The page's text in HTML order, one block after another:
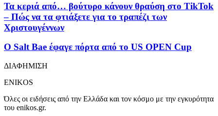
Τα κεριά από… βούτυρο κάνουν θραύση στο TikTok
– Πώς να τα φτιάξετε για το τραπέζι των
Χριστουγέννων
Ο Salt Bae έφαγε πόρτα από το US OPEN Cup
ΔΙΑΦΗΜΙΣΗ
ENIKOS
Όλες οι ειδήσεις από την Ελλάδα και τον κόσμο με την εγκυρότητα
του enikos.gr.